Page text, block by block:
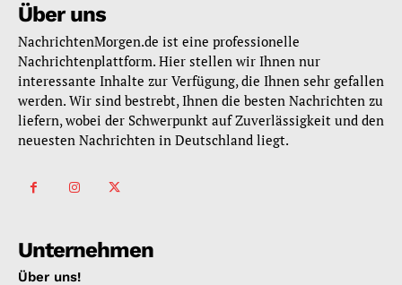
Über uns
NachrichtenMorgen.de ist eine professionelle
Nachrichtenplattform. Hier stellen wir Ihnen nur
interessante Inhalte zur Verfügung, die Ihnen sehr gefallen
werden. Wir sind bestrebt, Ihnen die besten Nachrichten zu
liefern, wobei der Schwerpunkt auf Zuverlässigkeit und den
neuesten Nachrichten in Deutschland liegt.
Unternehmen
Über uns!